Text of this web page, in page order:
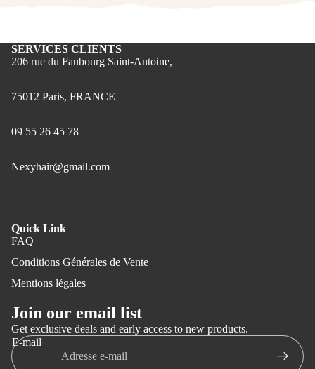
SERVICES CLIENTS
206 rue du Faubourg Saint-Antoine,
75012 Paris, FRANCE
09 55 26 45 78
Nexyhair@gmail.com
Quick Link
FAQ
Conditions Générales de Vente
Mentions légales
Join our email list
Get exclusive deals and early access to new products.
E-mail